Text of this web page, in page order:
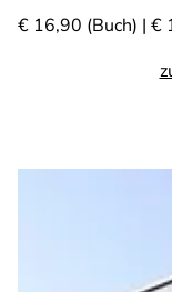
€ 16,90 (Buch) | €